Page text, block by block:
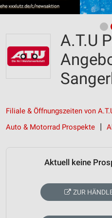
A.T.U
Filiale & Öffnungszeiten von
Auto & Motorrad Prospekte
Aktuell keine
ZUR